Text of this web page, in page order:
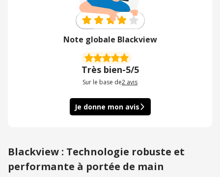
Note globale Blackview
Très bien-5/5
Sur le base de2 avis
Je donne mon avis
Blackview : Technologie robuste et
performante à portée de main